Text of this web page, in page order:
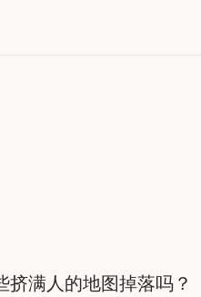
满人的地图掉落吗？